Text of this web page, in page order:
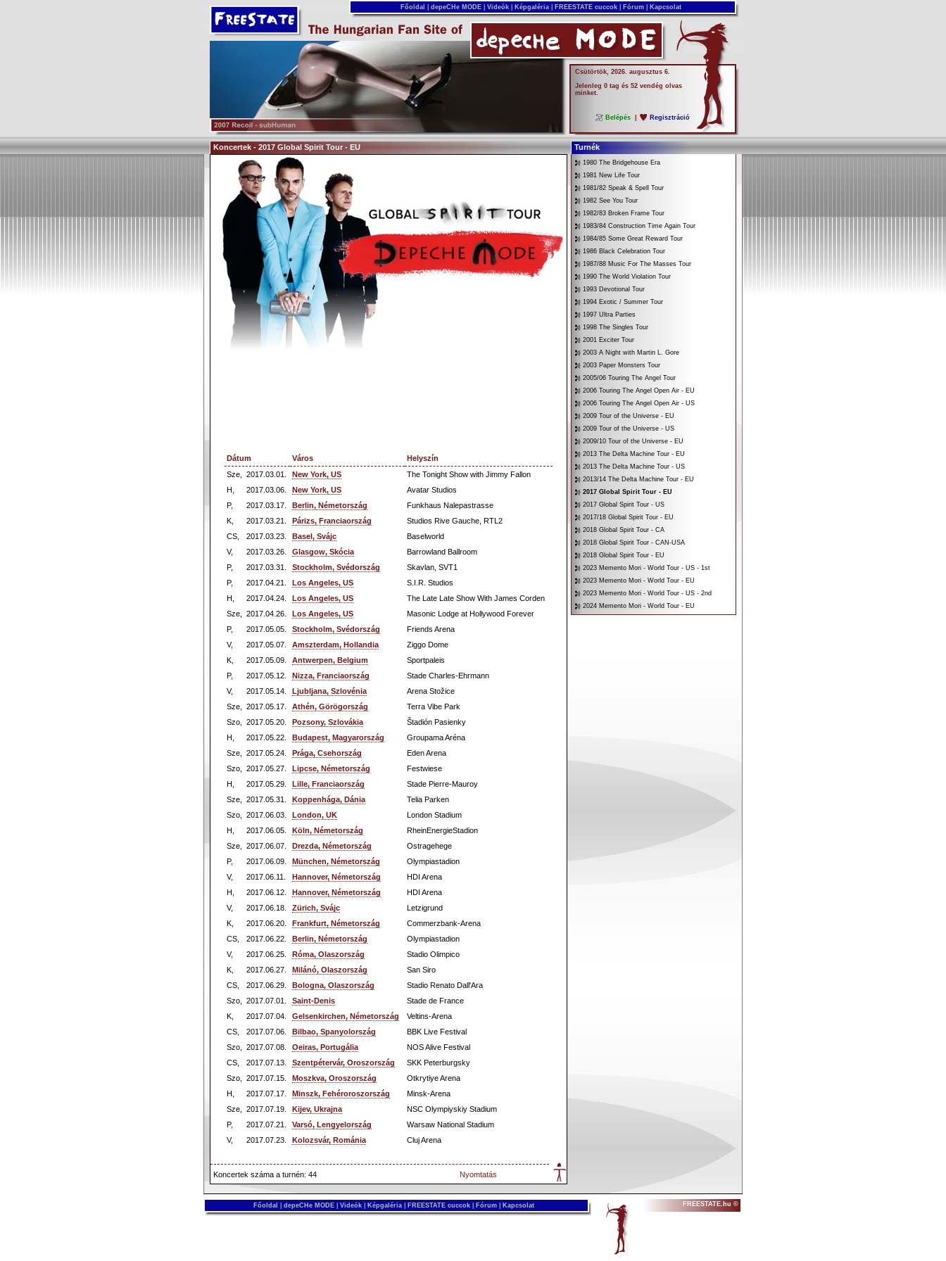
Főoldal depeCHe MODE Videók Képgaléria FREESTATE cuccok Fórum Kapcsolat
Csütörtök, 2026. augusztus 6.
Jelenleg 0 tag és 52 vendég olvas
minket.
Belépés Regisztráció
Koncertek - 2017 Global Spirit Tour - EU Turnék
Dátum Város
Helyszín
Sze,
2017.03.01. New York, US
The Tonight Show with Jimmy Fallon
H,
2017.03.06. New York, US
Avatar Studios
P,
2017.03.17. Berlin, Németország
Funkhaus Nalepastrasse
K,
2017.03.21. Párizs, Franciaország
Studios Rive Gauche, RTL2
CS,
2017.03.23. Basel, Svájc
Baselworld
V,
2017.03.26. Glasgow, Skócia
Barrowland Ballroom
P,
2017.03.31. Stockholm, Svédország
Skavlan, SVT1
P,
2017.04.21. Los Angeles, US
S.I.R. Studios
H,
2017.04.24. Los Angeles, US
The Late Late Show With James Corden
Sze,
2017.04.26. Los Angeles, US
Masonic Lodge at Hollywood Forever
P,
2017.05.05. Stockholm, Svédország
Friends Arena
V,
2017.05.07. Amszterdam, Hollandia
Ziggo Dome
K,
2017.05.09. Antwerpen, Belgium
Sportpaleis
P,
2017.05.12. Nizza, Franciaország
Stade Charles-Ehrmann
V,
2017.05.14. Ljubljana, Szlovénia
Arena Stožice
Sze,
2017.05.17. Athén, Görögország
Terra Vibe Park
Szo,
2017.05.20. Pozsony, Szlovákia
Štadión Pasienky
H,
2017.05.22. Budapest, Magyarország
Groupama Aréna
Sze,
2017.05.24. Prága, Csehország
Eden Arena
Szo,
2017.05.27. Lipcse, Németország
Festwiese
H,
2017.05.29. Lille, Franciaország
Stade Pierre-Mauroy
Sze,
2017.05.31. Koppenhága, Dánia
Telia Parken
Szo,
2017.06.03. London, UK
London Stadium
H,
2017.06.05. Köln, Németország
RheinEnergieStadion
Sze,
2017.06.07. Drezda, Németország
Ostragehege
P,
2017.06.09. München, Németország
Olympiastadion
V,
2017.06.11. Hannover, Németország
HDI Arena
H,
2017.06.12. Hannover, Németország
HDI Arena
V,
2017.06.18. Zürich, Svájc
Letzigrund
K,
2017.06.20. Frankfurt, Németország
Commerzbank-Arena
CS,
2017.06.22. Berlin, Németország
Olympiastadion
V,
2017.06.25. Róma, Olaszország
Stadio Olimpico
K,
2017.06.27. Milánó, Olaszország
San Siro
CS,
2017.06.29. Bologna, Olaszország
Stadio Renato Dall'Ara
Szo,
2017.07.01. Saint-Denis
Stade de France
K,
2017.07.04. Gelsenkirchen, Németország
Veltins-Arena
CS,
2017.07.06. Bilbao, Spanyolország
BBK Live Festival
Szo,
2017.07.08. Oeiras, Portugália
NOS Alive Festival
CS,
2017.07.13. Szentpétervár, Oroszország
SKK Peterburgsky
Szo,
2017.07.15. Moszkva, Oroszország
Otkrytiye Arena
H,
2017.07.17. Minszk, Fehéroroszország
Minsk-Arena
Sze,
2017.07.19. Kijev, Ukrajna
NSC Olympiyskiy Stadium
P,
2017.07.21. Varsó, Lengyelország
Warsaw National Stadium
V,
2017.07.23. Kolozsvár, Románia Cluj Arena
Koncertek száma a turnén: 44 Nyomtatás
1980 The Bridgehouse Era
1981 New Life Tour
1981/82 Speak & Spell Tour
1982 See You Tour
1982/83 Broken Frame Tour
1983/84 Construction Time Again Tour
1984/85 Some Great Reward Tour
1986 Black Celebration Tour
1987/88 Music For The Masses Tour
1990 The World Violation Tour
1993 Devotional Tour
1994 Exotic / Summer Tour
1997 Ultra Parties
1998 The Singles Tour
2001 Exciter Tour
2003 A Night with Martin L. Gore
2003 Paper Monsters Tour
2005/06 Touring The Angel Tour
2006 Touring The Angel Open Air - EU
2006 Touring The Angel Open Air - US
2009 Tour of the Universe - EU
2009 Tour of the Universe - US
2009/10 Tour of the Universe - EU
2013 The Delta Machine Tour - EU
2013 The Delta Machine Tour - US
2013/14 The Delta Machine Tour - EU
2017 Global Spirit Tour - EU
2017 Global Spirit Tour - US
2017/18 Global Spirit Tour - EU
2018 Global Spirit Tour - CA
2018 Global Spirit Tour - CAN-USA
2018 Global Spirit Tour - EU
2023 Memento Mori - World Tour - US - 1st
2023 Memento Mori - World Tour - EU
2023 Memento Mori - World Tour - US - 2nd
2024 Memento Mori - World Tour - EU
Főoldal depeCHe MODE Videók Képgaléria FREESTATE cuccok Fórum Kapcsolat FREESTATE.hu ©